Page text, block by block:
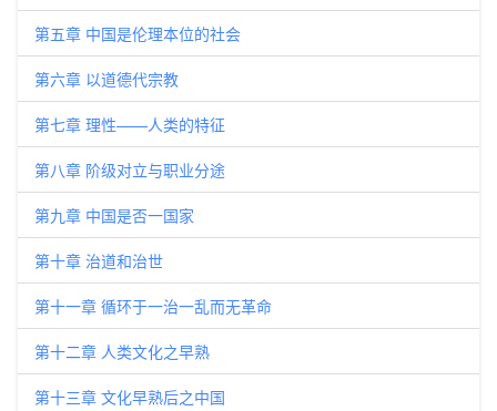
第五章 中国是伦理本位的社会
第六章 以道德代宗教
第七章 理性——人类的特征
第八章 阶级对立与职业分途
第九章 中国是否一国家
第十章 治道和治世
第十一章 循环于一治一乱而无革命
第十二章 人类文化之早熟
第十三章 文化早熟后之中国